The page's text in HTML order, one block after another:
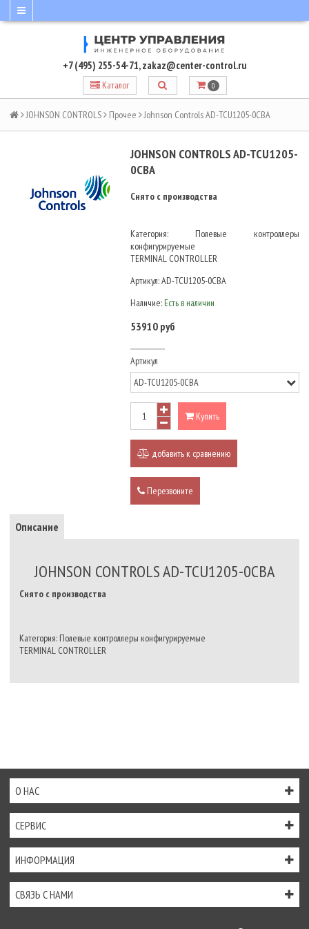
+7 (495) 255-54-71,zakaz@center-control.ru
Каталог 0
JOHNSON CONTROLS Прочее Johnson Controls AD-TCU1205-0CBA
JOHNSON CONTROLS AD-TCU1205-
0CBA
Снято с производства
Категория: Полевые контроллеры
конфигурируемые
TERMINAL CONTROLLER
Артикул:AD-TCU1205-0CBA
Наличие: Есть в наличии
53910 руб
Артикул
Купить
добавить к сравнению
Перезвоните
Описание
JOHNSON CONTROLS AD-TCU1205-0CBA
Снято с производства
Категория: Полевые контроллеры конфигурируемые
TERMINAL CONTROLLER
О НАС
СЕРВИС
ИНФОРМАЦИЯ
СВЯЗЬ С НАМИ